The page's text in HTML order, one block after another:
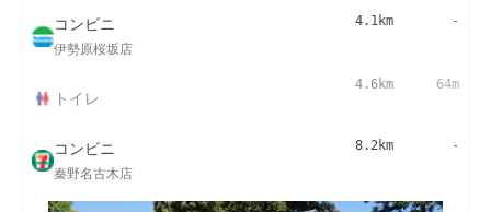
コンビニ
伊勢原桜坂店
4.1km -
トイレ
4.6km 64m
コンビニ
秦野名古木店
8.2km -